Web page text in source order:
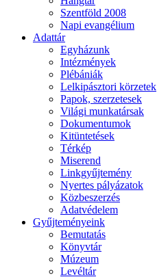
Szentföld 2008
Napi evangélium
Adattár
Egyházunk
Intézmények
Plébániák
Lelkipásztori körzetek
Papok, szerzetesek
Világi munkatársak
Dokumentumok
Kitüntetések
Térkép
Miserend
Linkgyűjtemény
Nyertes pályázatok
Közbeszerzés
Adatvédelem
Gyűjteményeink
Bemutatás
Könyvtár
Múzeum
Levéltár